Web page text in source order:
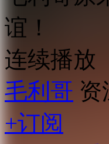
谊！
连续播放
毛利哥 资
+订阅